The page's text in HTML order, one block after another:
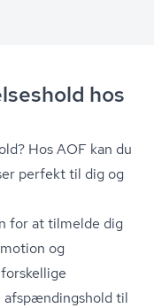
hos
Hos AOF kan du
perfekt til dig og
for at tilmelde dig
og
af­spæn­dings­hold til